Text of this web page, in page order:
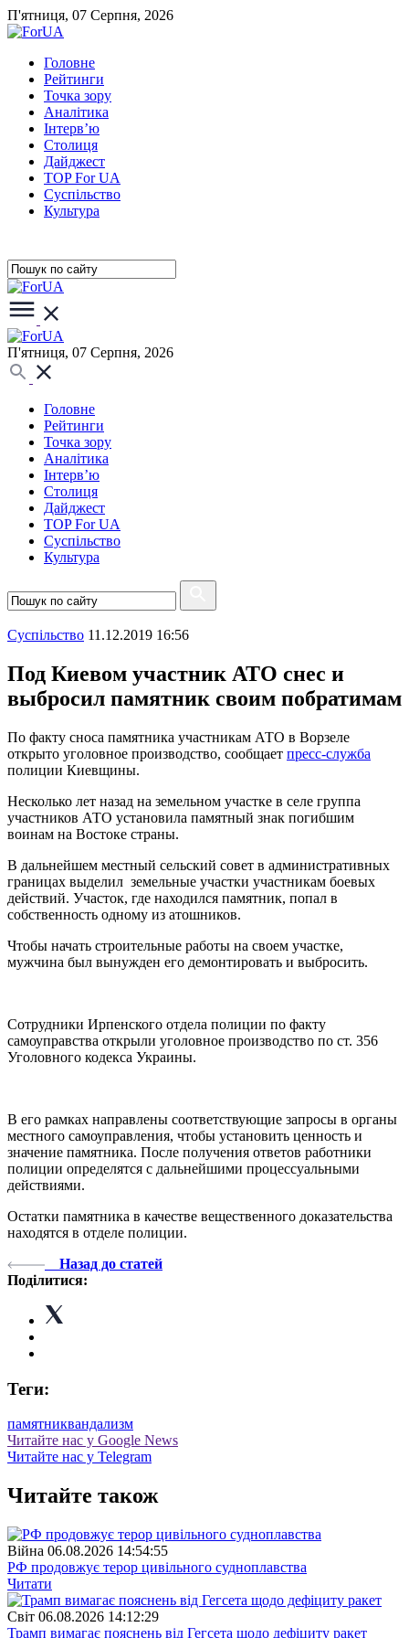
П'ятниця, 07 Серпня, 2026
Головне
Рейтинги
Точка зору
Аналітика
Інтерв’ю
Столиця
Дайджест
TOP For UA
Суспiльство
Культура
П'ятниця, 07 Серпня, 2026
Головне
Рейтинги
Точка зору
Аналітика
Інтерв’ю
Столиця
Дайджест
TOP For UA
Суспiльство
Культура
Суспiльство 11.12.2019 16:56
Под Киевом участник АТО снес и
выбросил памятник своим побратимам
По факту сноса памятника участникам АТО в Ворзеле
открыто уголовное производство, сообщает пресс-служба
полиции Киевщины.
Несколько лет назад на земельном участке в селе группа
участников АТО установила памятный знак погибшим
воинам на Востоке страны.
В дальнейшем местный сельский совет в административных
границах выделил земельные участки участникам боевых
действий. Участок, где находился памятник, попал в
собственность одному из атошников.
Чтобы начать строительные работы на своем участке,
мужчина был вынужден его демонтировать и выбросить.
Сотрудники Ирпенского отдела полиции по факту
самоуправства открыли уголовное производство по ст. 356
Уголовного кодекса Украины.
В его рамках направлены соответствующие запросы в органы
местного самоуправления, чтобы установить ценность и
значение памятника. После получения ответов работники
полиции определятся с дальнейшими процессуальными
действиями.
Остатки памятника в качестве вещественного доказательства
находятся в отделе полиции.
Назад до статей
Поділитися:
Теги:
памятниквандализм
Читайте нас у Google News
Читайте нас у Telegram
Читайте також
Війна 06.08.2026 14:54:55
РФ продовжує терор цивільного судноплавства
Читати
Свiт 06.08.2026 14:12:29
Трамп вимагає пояснень від Гегсета щодо дефіциту ракет